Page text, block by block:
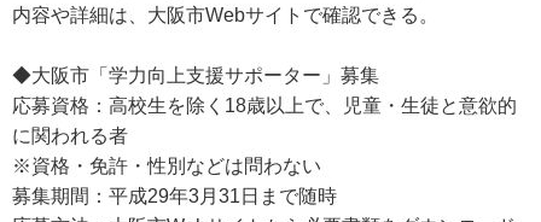
内容や詳細は、大阪市Webサイトで確認できる。
◆大阪市「学力向上支援サポーター」募集
応募資格：高校生を除く18歳以上で、児童・生徒と意欲的
に関われる者
※資格・免許・性別などは問わない
募集期間：平成29年3月31日まで随時